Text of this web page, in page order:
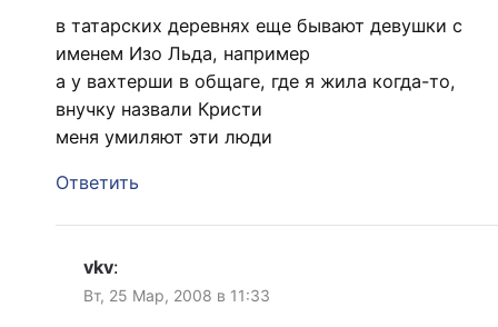
в татарских деревнях еще бывают девушки с
именем Изо Льда, например
а у вахтерши в общаге, где я жила когда-то,
внучку назвали Кристи
меня умиляют эти люди
Ответить
vkv:
Вт, 25 Мар, 2008 в 11:33